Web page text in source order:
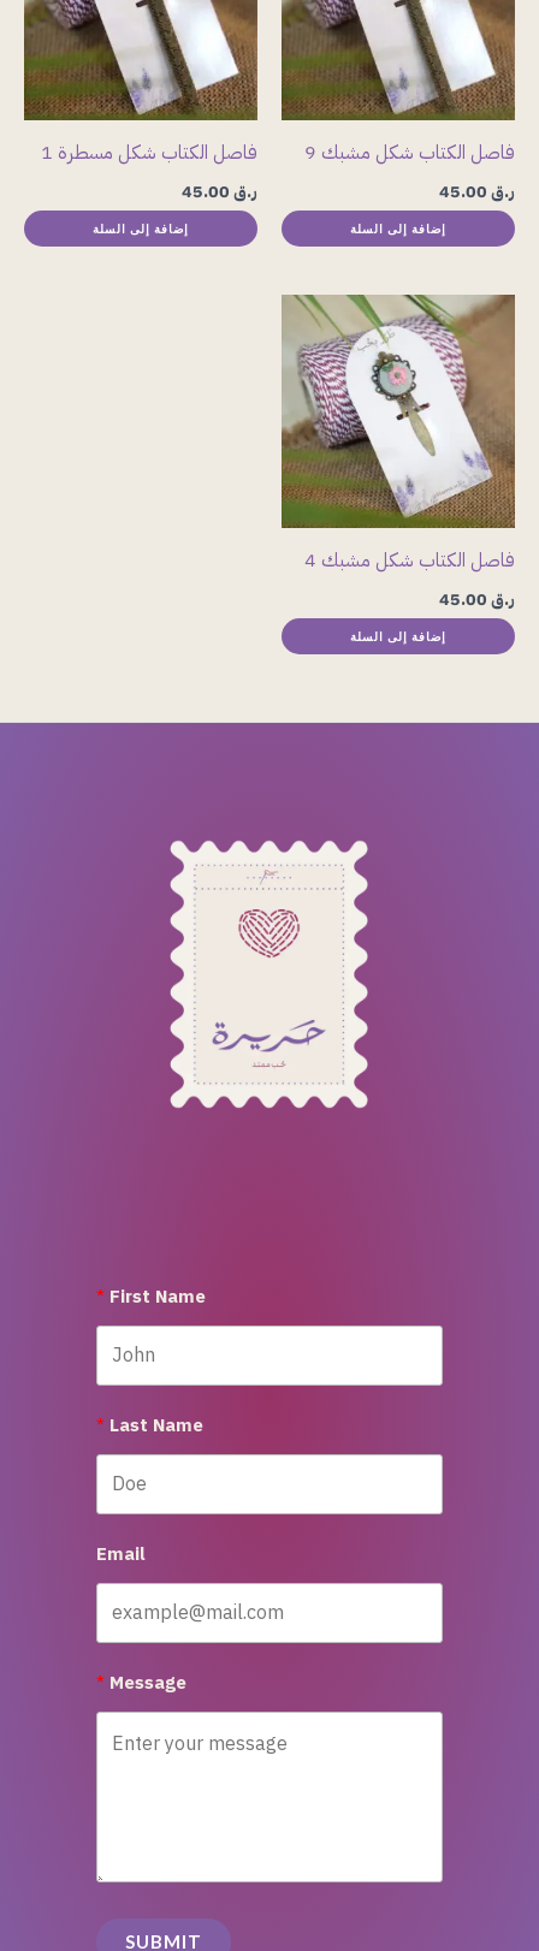
فاصل الكتاب شكل مشبك 9
ر.ق
إضافة إلى السلة
فاصل الكتاب شكل مسطرة 1
ر.ق
إضافة إلى السلة
فاصل الكتاب شكل مشبك 4
ر.ق
إضافة إلى السلة
First Name
Last Name
Email
Message
SUBMIT